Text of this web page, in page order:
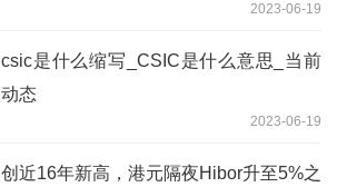
2023-06-19
csic是什么缩写_CSIC是什么意思_当前
动态
2023-06-19
创近16年新高，港元隔夜Hibor升至5%之